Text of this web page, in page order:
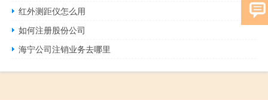
红外测距仪怎么用
如何注册股份公司
海宁公司注销业务去哪里